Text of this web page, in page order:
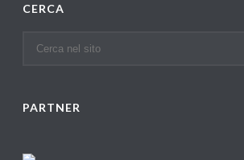
CERCA
PARTNER